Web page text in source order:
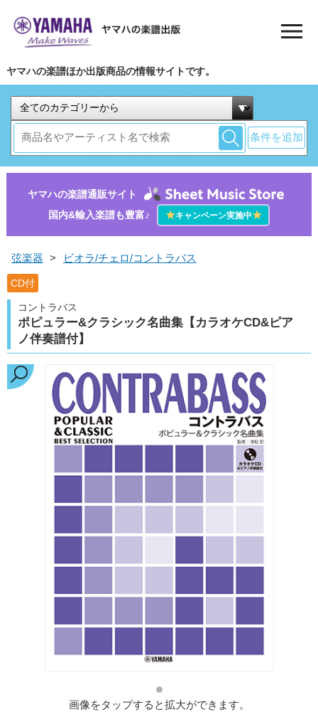
ヤマハの楽譜ほか出版商品の情報サイトです。
条件を追加
ヤマハの楽譜通販サイト
国内&輸入楽譜も豊富♪
★キャンペーン実施中★
弦楽器 > ビオラ/チェロ/コントラバス
CD付
コントラバス
ポピュラー&クラシック名曲集【カラオケCD&ピア
ノ伴奏譜付】
画像をタップすると拡大ができます。